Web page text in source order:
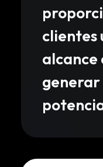
clientes
alcance
generar